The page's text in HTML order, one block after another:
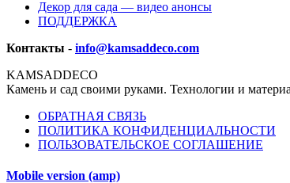
Декор для сада — видео анонсы
ПОДДЕРЖКА
Контакты - info@kamsaddeco.com
KAMSADDECO
Камень и сад своими руками. Технологии и
ОБРАТНАЯ СВЯЗЬ
ПОЛИТИКА КОНФИДЕНЦИАЛЬНОСТИ
ПОЛЬЗОВАТЕЛЬСКОЕ СОГЛАШЕНИЕ
Mobile version (amp)